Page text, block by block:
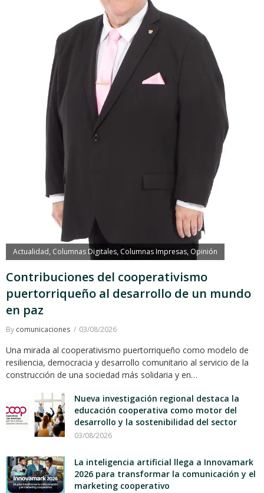
Actualidad Columnas Digitales, Columnas Impresas, Opinión
Contribuciones del cooperativismo
puertorriqueño al desarrollo de un mundo
en paz
By comunicaciones 03/08/2026
Una mirada al cooperativismo puertorriqueño como modelo de
resiliencia, democracia y desarrollo comunitario al servicio de la
construcción de una sociedad más solidaria y en…
Nueva investigación regional destaca la
educación cooperativa como motor del
desarrollo y la sostenibilidad del sector
03/08/2026
La inteligencia artificial llega a Innovamark
2026 para transformar la comunicación y el
marketing cooperativo